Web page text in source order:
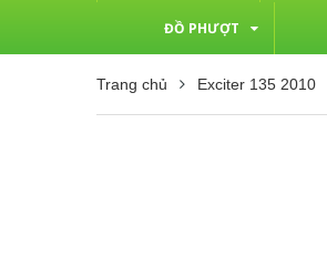
ĐỒ PHƯỢT
Trang chủ Exciter 135 2010